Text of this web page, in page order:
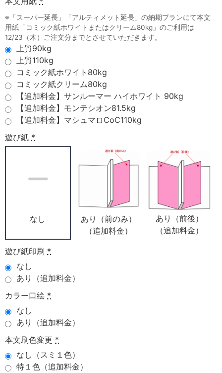
※「スーパー延長」「アルティメット延長」の納期プランにて本文
用紙「コミック紙ホワイトまたはクリーム80kg」のご利用は
12/23（木）ご注文分までとさせていただきます。
上質90kg
上質110kg
コミック紙ホワイト80kg
コミック紙クリーム80kg
【追加料金】サンルーマー ハイホワイト 90kg
【追加料金】モンテシオン81.5kg
【追加料金】マシュマロCoC110kg
遊び紙 *
なし
あり（前のみ）
（追加料金）
あり（前後）
（追加料金）
遊び紙印刷 *
なし
あり（追加料金）
カラー口絵 *
なし
あり（追加料金）
本文刷色変更 *
なし（スミ１色）
特１色（追加料金）